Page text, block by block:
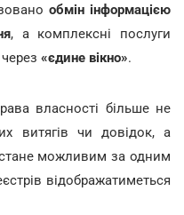
обмін інформацією
, а комплексні послуги
«єдине вікно».
власності більше не
витягів чи довідок, а
можливим за одним
відображатиметься